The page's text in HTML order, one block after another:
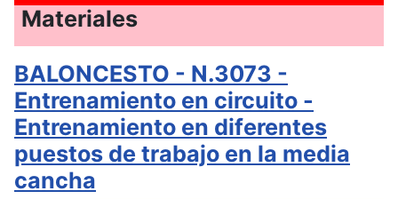
Materiales
BALONCESTO - N.3073 -
Entrenamiento en circuito -
Entrenamiento en diferentes
puestos de trabajo en la media
cancha